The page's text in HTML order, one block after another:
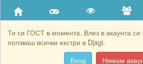
Ти си ГОСТ в момента. Влез в акаунта си
ползваш всички екстри в Djagi.
Вход
Нямам
Приятели
Хронология на игри